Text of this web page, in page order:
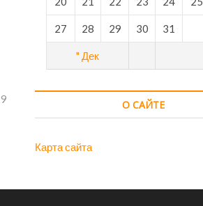
" Дек
27 28 29 30 31
О САЙТЕ
Карта сайта